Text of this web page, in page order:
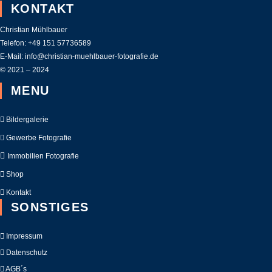
KONTAKT
Christian Mühlbauer
Telefon: +49 151 57736589
E-Mail: info@christian-muehlbauer-fotografie.de
© 2021 – 2024
MENU
Bildergalerie
Gewerbe Fotografie
Immobilien Fotografie
Shop
Kontakt
SONSTIGES
Impressum
Datenschutz
AGB´s